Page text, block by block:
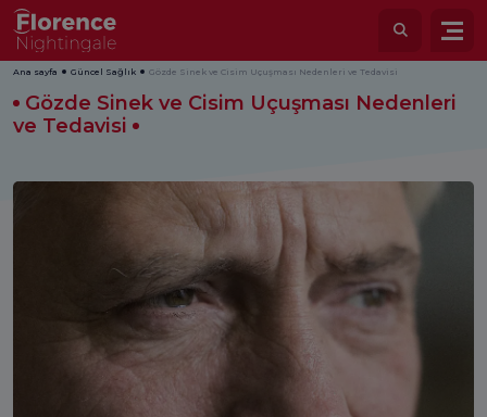
Ana sayfa Güncel Sağlık Gözde Sinek ve Cisim Uçuşması Nedenleri ve Tedavisi
Gözde Sinek ve Cisim Uçuşması Nedenleri
ve Tedavisi